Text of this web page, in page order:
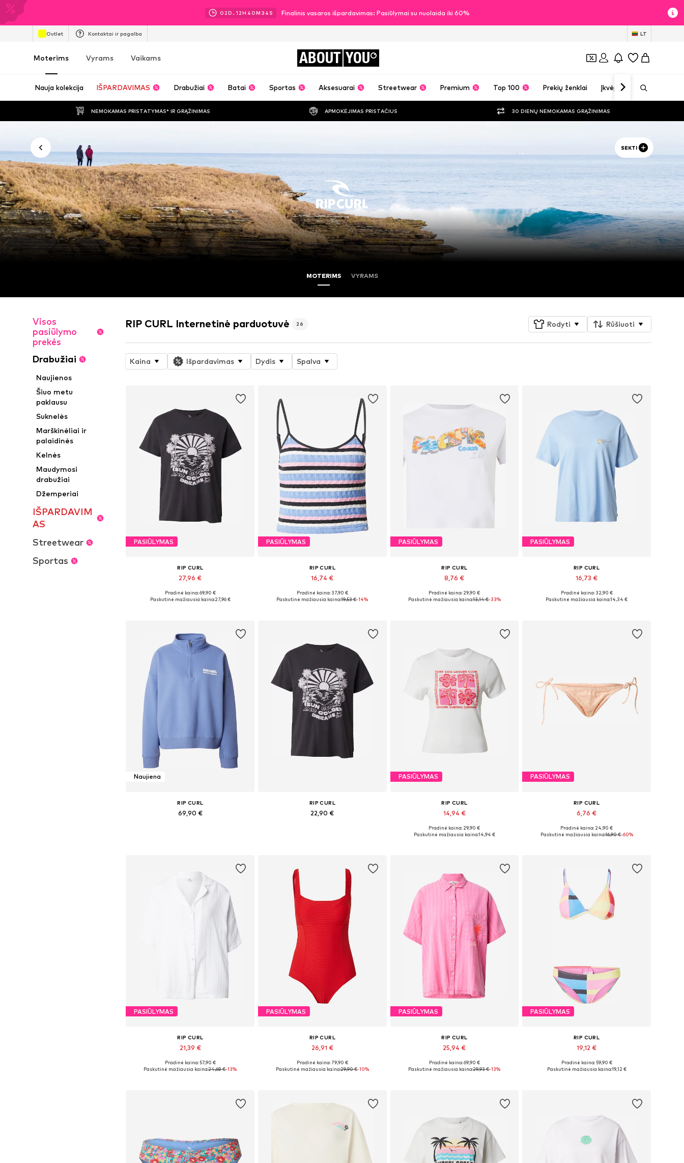
02D. 12H 40M 32 S Finalinis vasaros išpardavimas: Pasiūlymai su nuolaida iki 60%
Outlet Kontaktai ir pagalba LT
Moterims Vyrams Vaikams ABOUT YOU
Nauja kolekcija IŠPARDAVIMAS Drabužiai Batai Sportas Aksesuarai Streetwear Premium Top 100 Prekių ženklai Įkvėpimas
NEMOKAMAS PRISTATYMAS* IR GRĄŽINIMAS APMOKĖJIMAS PRISTAČIUS 30 DIENŲ NEMOKAMAS GRĄŽINIMAS
SEKTI
MOTERIMS VYRAMS
Visos
pasiūlymo
prekės
Drabužiai
Naujienos
Šiuo metu
paklausu
Suknelės
Marškinėliai ir
palaidinės
Kelnės
Maudymosi
drabužiai
Džemperiai
IŠPARDAVIM
AS
Streetwear
Sportas
RIP CURL Internetinė parduotuvė 26 Rodyti Rūšiuoti
Kaina Išpardavimas Dydis Spalva
PASIŪLYMAS
RIP CURL
27,96 €
Galimi dydžiai: XS, S, M, XL
Pradinė kaina: 69,90 €
Paskutinė mažiausia kaina:27,96 €
PASIŪLYMAS
RIP CURL
16,74 €
Galimi dydžiai: S, M, L
Pradinė kaina: 37,90 €
Paskutinė mažiausia kaina:19,53 €-14%
PASIŪLYMAS
RIP CURL
8,76 €
Galimi dydžiai: S, M
Pradinė kaina: 29,90 €
Paskutinė mažiausia kaina:13,14 €-33%
PASIŪLYMAS
RIP CURL
16,73 €
Galimi dydžiai: S, M
Pradinė kaina: 32,90 €
Paskutinė mažiausia kaina:14,34 €
Naujiena
RIP CURL
69,90 €
RIP CURL
22,90 €
PASIŪLYMAS
RIP CURL
14,94 €
Galimi dydžiai: M
Pradinė kaina: 29,90 €
Paskutinė mažiausia kaina:14,94 €
PASIŪLYMAS
RIP CURL
6,76 €
Galimi dydžiai: M
Pradinė kaina: 24,90 €
Paskutinė mažiausia kaina:16,90 €-60%
PASIŪLYMAS
RIP CURL
21,39 €
Galimi dydžiai: XS, S
Pradinė kaina: 57,90 €
Paskutinė mažiausia kaina:24,68 €-13%
PASIŪLYMAS
RIP CURL
26,91 €
Galimi dydžiai: XS
Pradinė kaina: 79,90 €
Paskutinė mažiausia kaina:29,90 €-10%
PASIŪLYMAS
RIP CURL
25,94 €
Galimi dydžiai: S
Pradinė kaina: 69,90 €
Paskutinė mažiausia kaina:29,93 €-13%
PASIŪLYMAS
RIP CURL
19,12 €
Galimi dydžiai: XS
Pradinė kaina: 59,90 €
Paskutinė mažiausia kaina:19,12 €